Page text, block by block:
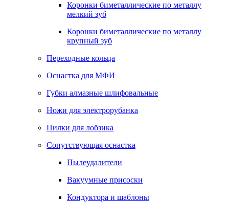
Коронки биметаллические по металлу
мелкий зуб
Коронки биметаллические по металлу
крупный зуб
Переходные кольца
Оснастка для МФИ
Губки алмазные шлифовальные
Ножи для электрорубанка
Пилки для лобзика
Сопутствующая оснастка
Пылеудалители
Вакуумные присоски
Кондуктора и шаблоны